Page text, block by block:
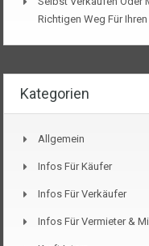
Richtigen Weg Für
Kategorien
Allgemein
Infos Für Käufer
Infos Für Verkäufer
Infos Für Vermieter &